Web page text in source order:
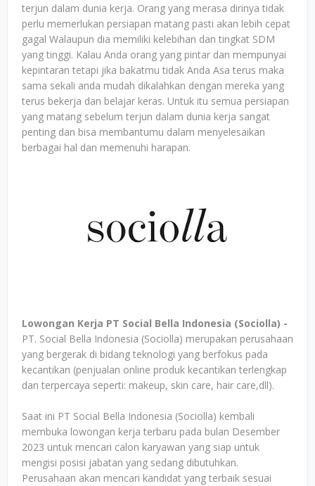
terjun dalam dunia kerja. Orang yang merasa dirinya tidak
perlu memerlukan persiapan matang pasti akan lebih cepat
gagal Walaupun dia memiliki kelebihan dan tingkat SDM
yang tinggi. Kalau Anda orang yang pintar dan mempunyai
kepintaran tetapi jika bakatmu tidak Anda Asa terus maka
sama sekali anda mudah dikalahkan dengan mereka yang
terus bekerja dan belajar keras. Untuk itu semua persiapan
yang matang sebelum terjun dalam dunia kerja sangat
penting dan bisa membantumu dalam menyelesaikan
berbagai hal dan memenuhi harapan.
Lowongan Kerja PT Social Bella Indonesia (Sociolla) -
PT. Social Bella Indonesia (Sociolla) merupakan perusahaan
yang bergerak di bidang teknologi yang berfokus pada
kecantikan (penjualan online produk kecantikan terlengkap
dan terpercaya seperti: makeup, skin care, hair care,dll).
Saat ini PT Social Bella Indonesia (Sociolla) kembali
membuka lowongan kerja terbaru pada bulan Desember
2023 untuk mencari calon karyawan yang siap untuk
mengisi posisi jabatan yang sedang dibutuhkan.
Perusahaan akan mencari kandidat yang terbaik sesuai